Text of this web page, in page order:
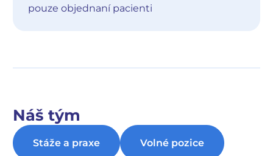
pouze objednaní pacienti
Náš tým
Stáže a praxe Volné pozice